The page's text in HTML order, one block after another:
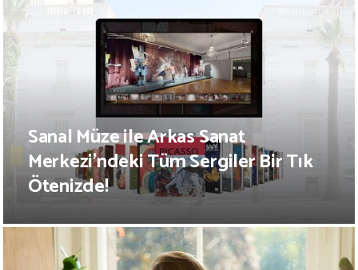
Sanal Müze ile Arkas Sanat
Merkezi’ndeki Tüm Sergiler Bir Tık
Ötenizde!